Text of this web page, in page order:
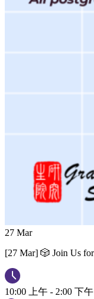
27 Mar
[27 Mar] 🎲 Join Us
10:00 上午 - 2:00 下午